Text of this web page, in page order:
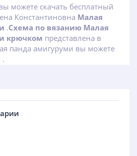
можете скачать бесплатный
Константиновна Малая
.Схема по вязанию Малая
крючком представлена в
панда амигуруми вы можете
.